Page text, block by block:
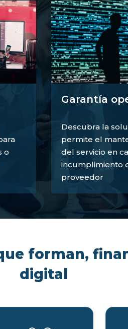
o
Garantía
Descubra la
permite el
del servicio en
incumplimiento
proveedor
forman,
digital